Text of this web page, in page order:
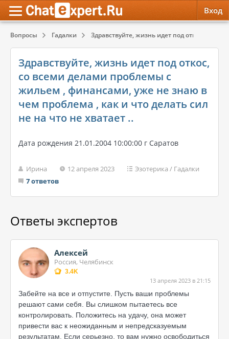
Вход
Вопросы Гадалки Здравствуйте, жизнь идет под откос, со
Здравствуйте, жизнь идет под откос,
со всеми делами проблемы с
жильем , финансами, уже не знаю в
чем проблема , как и что делать сил
не на что не хватает ..
Дата рождения 21.01.2004 10:00:00 г Саратов
Ирина 12 апреля 2023 Эзотерика / Гадалки
7 ответов
Ответы экспертов
Алексей
Россия, Челябинск
3.4K
13 апреля 2023 в 21:15
Забейте на все и отпустите. Пусть ваши проблемы
решают сами себя. Вы слишком пытаетесь все
контролировать. Положитесь на удачу, она может
привести вас к неожиданным и непредсказуемым
результатам. Если серьезно, то вам нужно освободиться
Психология
Эзотерика
Красота, Здоровье
Психология
Эзотерика
Красота, Здоровье
Обратная связь
Служба поддержки
Правила сервиса